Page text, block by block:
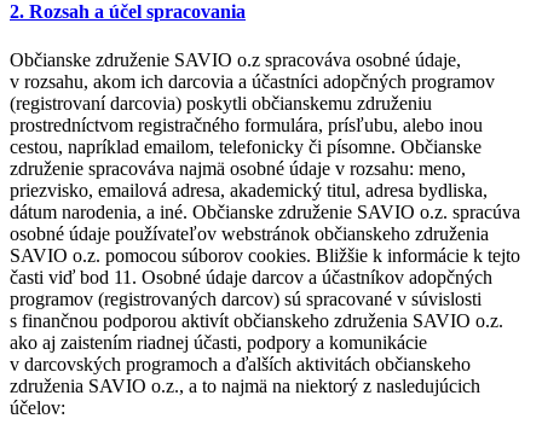
2. Rozsah a účel spracovania
Občianske združenie SAVIO o.z spracováva osobné údaje,
v rozsahu, akom ich darcovia a účastníci adopčných programov
(registrovaní darcovia) poskytli občianskemu združeniu
prostredníctvom registračného formulára, prísľubu, alebo inou
cestou, napríklad emailom, telefonicky či písomne. Občianske
združenie spracováva najmä osobné údaje v rozsahu: meno,
priezvisko, emailová adresa, akademický titul, adresa bydliska,
dátum narodenia, a iné. Občianske združenie SAVIO o.z. spracúva
osobné údaje používateľov webstránok občianskeho združenia
SAVIO o.z. pomocou súborov cookies. Bližšie k informácie k tejto
časti viď bod 11. Osobné údaje darcov a účastníkov adopčných
programov (registrovaných darcov) sú spracované v súvislosti
s finančnou podporou aktivít občianskeho združenia SAVIO o.z.
ako aj zaistením riadnej účasti, podpory a komunikácie
v darcovských programoch a ďalších aktivitách občianskeho
združenia SAVIO o.z., a to najmä na niektorý z nasledujúcich
účelov: